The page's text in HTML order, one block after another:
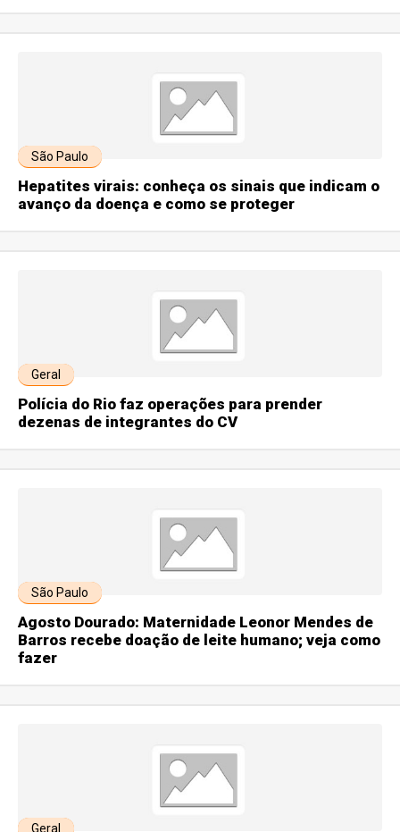
São Paulo
Hepatites virais: conheça os sinais que indicam o
avanço da doença e como se proteger
Geral
Polícia do Rio faz operações para prender
dezenas de integrantes do CV
São Paulo
Agosto Dourado: Maternidade Leonor Mendes de
Barros recebe doação de leite humano; veja como
fazer
Geral